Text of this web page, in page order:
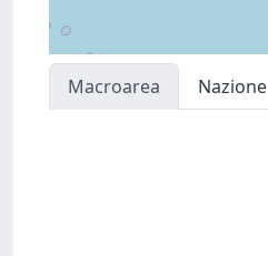
Macroarea Nazione